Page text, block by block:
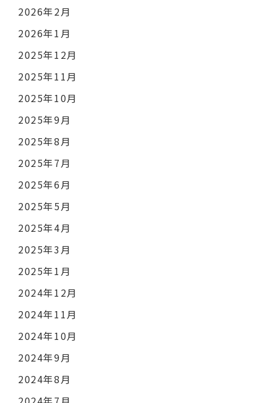
2026年2月
2026年1月
2025年12月
2025年11月
2025年10月
2025年9月
2025年8月
2025年7月
2025年6月
2025年5月
2025年4月
2025年3月
2025年1月
2024年12月
2024年11月
2024年10月
2024年9月
2024年8月